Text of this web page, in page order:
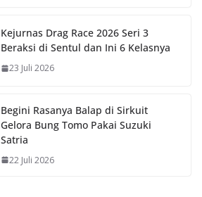
Kejurnas Drag Race 2026 Seri 3
Beraksi di Sentul dan Ini 6 Kelasnya
23 Juli 2026
Begini Rasanya Balap di Sirkuit
Gelora Bung Tomo Pakai Suzuki
Satria
22 Juli 2026